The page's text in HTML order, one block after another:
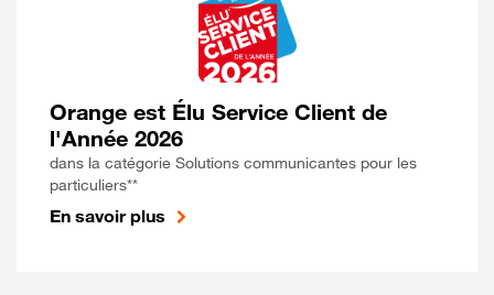
Orange est Élu Service Client de
l'Année 2026
dans la catégorie Solutions communicantes pour les
particuliers**
En savoir plus